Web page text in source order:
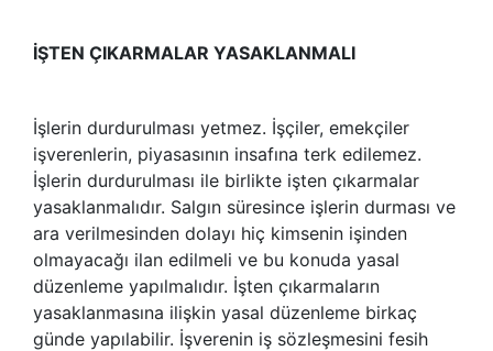
İŞTEN ÇIKARMALAR YASAKLANMALI
İşlerin durdurulması yetmez. İşçiler, emekçiler
işverenlerin, piyasasının insafına terk edilemez.
İşlerin durdurulması ile birlikte işten çıkarmalar
yasaklanmalıdır. Salgın süresince işlerin durması ve
ara verilmesinden dolayı hiç kimsenin işinden
olmayacağı ilan edilmeli ve bu konuda yasal
düzenleme yapılmalıdır. İşten çıkarmaların
yasaklanmasına ilişkin yasal düzenleme birkaç
günde yapılabilir. İşverenin iş sözleşmesini fesih